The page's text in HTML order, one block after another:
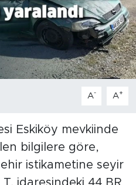
A- A+
Eskiköy mevkiinde
bilgilere göre,
istikametine seyir
idaresindeki 44 BR